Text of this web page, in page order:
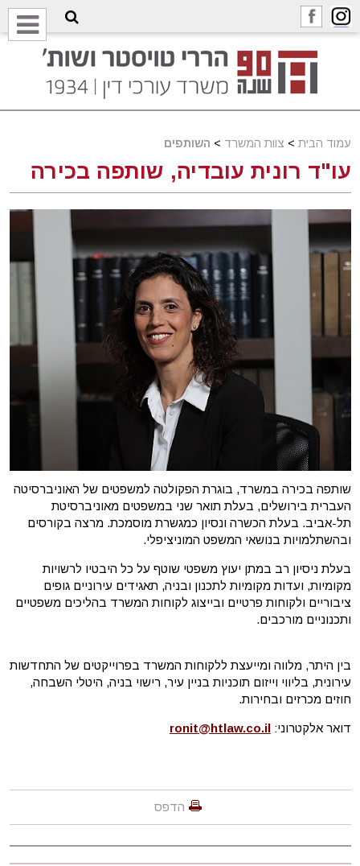
עמוד הבית > צוות המשרד > השותפים
עו"ד רונית עובדיה, שותפה בכירה
שותפה בכירה במשרד, בוגרת הפקולטה למשפטים של האוניברסיטה
העברית בירושלים, בעלת תואר שני במשפטים מאוניברסיטת
תל-אביב. בעלת הכשרה ונסיון כמגשרת מוסמכת. מרצה בקורסים
ובהשתלמויות בנושאי המשפט המוניציפלי.
בעלת ניסיון רב במתן יעוץ משפטי שוטף על כל היבטיו לרשויות
מקומיות, ועדות מקומיות לתכנון ובניה, תאגידים עירוניים גופים
ציבוריים ולקוחות פרטיים ובייצוג לקוחות המשרד בהליכים משפטיים
ותכנוניים מורכבים.
בין היתר, מלווה ומייעצת ללקוחות המשרד בפרוייקטים של התחדשות
עירונית, בליווי וייזום תוכניות בניין עיר, רישוי בניה, היטלי השבחה,
חוזים מכרזים ובחירות.
דואר אלקטרוני:ronit@htlaw.co.il
הדפס